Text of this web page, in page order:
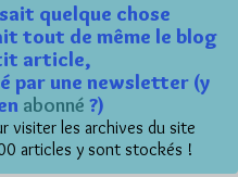
quelque chose
tout de même le blog
article,
par une newsletter (y
abonné ?)
visiter les archives du site
articles y sont stockés !